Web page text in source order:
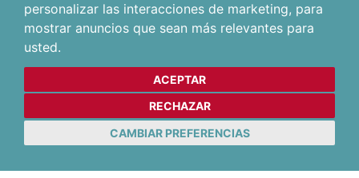
personalizar las interacciones de marketing, para
mostrar anuncios que sean más relevantes para
usted.
ACEPTAR
RECHAZAR
CAMBIAR PREFERENCIAS